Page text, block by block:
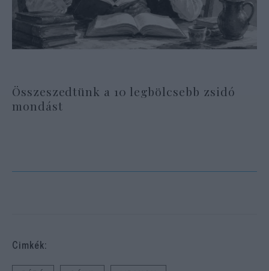
Összeszedtünk a 10 legbölcsebb zsidó
mondást
Cimkék: